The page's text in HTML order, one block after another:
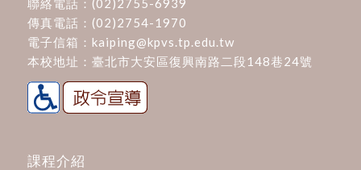
聯絡電話： (02)2755-6939
傳真電話：(02)2754-1970
電子信箱： kaiping@kpvs.tp.edu.tw
本校地址： 臺北市大安區復興南路二段148巷24號
課程介紹